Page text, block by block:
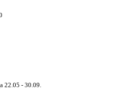
22.05 - 30.09.